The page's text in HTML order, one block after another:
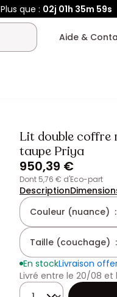
Plus que : 02j 01h 35m 57s
Aide &
Lit double coffre
taupe Priya
950,39 €
dont 5,76 € d'Eco-part
Description
Couleur (nuance) :
Taille (couchage) :
En stockLivraison
Livré entre le 20/08 et
Quantité